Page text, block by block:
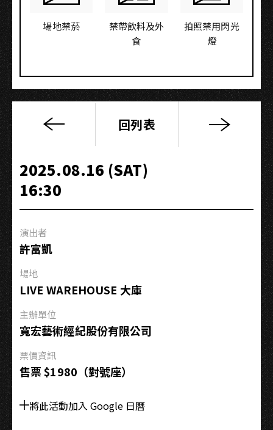
場地禁菸
禁帶飲料及外
食
拍照禁用閃光
燈
J.M
2025
個
人
首
浪
漫
成
癮
回列表
2025.08.16 (SAT)
16:30
演出者
許富凱
場地
LIVE WAREHOUSE 大庫
主辦單位
寬宏藝術經紀股份有限公司
票價資訊
售票 $1980（對號座）
將此活動加入 Google 日曆